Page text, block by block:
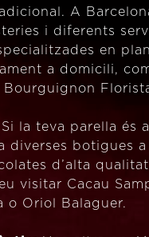
A
i diferents
en
a domicili,
Bourguignon
Si la teva parella és
diverses botigues a
d’alta
visitar Cacau
o Oriol Balaguer.